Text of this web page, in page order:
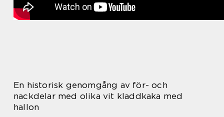
En historisk genomgång av för- och
nackdelar med olika vit kladdkaka med
hallon